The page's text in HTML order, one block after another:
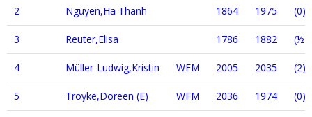
2 Nguyen,Ha Thanh 1864 1975 (0)
3 Reuter,Elisa 1786 1882 (½)
4 Müller-Ludwig,Kristin WFM 2005 2035 (2)
5 Troyke,Doreen (E) WFM 2036 1974 (0)